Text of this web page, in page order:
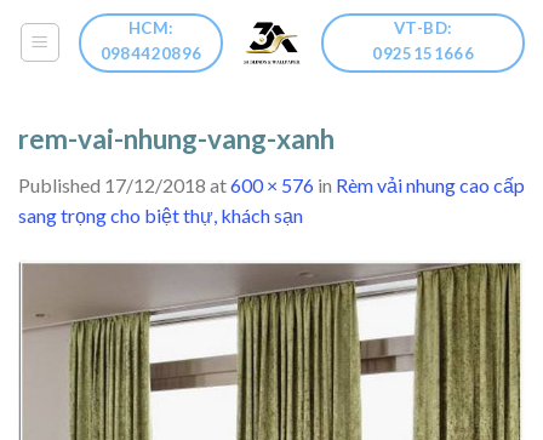
HCM:
0984420896
VT-BD:
0925151666
rem-vai-nhung-vang-xanh
Published 17/12/2018 at600 × 576 in Rèm vải nhung cao cấp
sang trọng cho biệt thự, khách sạn